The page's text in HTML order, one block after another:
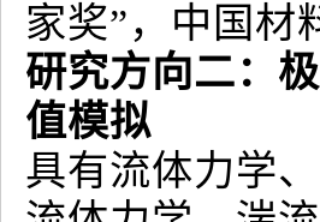
家奖”，中国材
研究方向二：
值模拟
具有流体力学